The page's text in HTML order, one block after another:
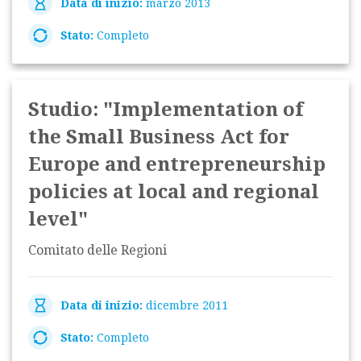
Data di inizio: marzo 2013
Stato: Completo
Studio: "Implementation of
the Small Business Act for
Europe and entrepreneurship
policies at local and regional
level"
Comitato delle Regioni
Data di inizio: dicembre 2011
Stato: Completo